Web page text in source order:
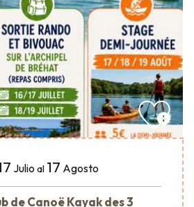
Julio al 17 Agosto
de Canoë Kayak des 3